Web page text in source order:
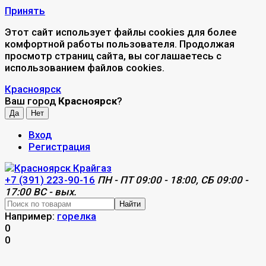
Принять
Этот сайт использует файлы cookies для более
комфортной работы пользователя. Продолжая
просмотр страниц сайта, вы соглашаетесь с
использованием файлов cookies.
Красноярск
Ваш город Красноярск?
Вход
Регистрация
+7 (391) 223-90-16 ПН - ПТ 09:00 - 18:00, СБ 09:00 -
17:00 ВС - вых.
Найти
Например: горелка
0
0